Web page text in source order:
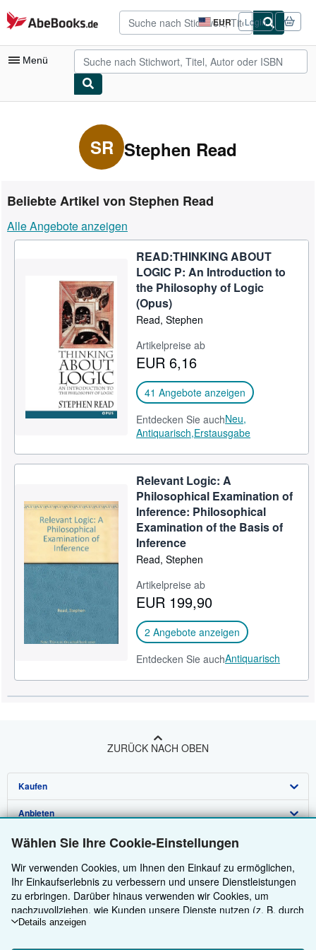
Wählen Sie Ihre Cookie-Einstellungen
Wir verwenden Cookies, um Ihnen den Einkauf zu ermöglichen,
Ihr Einkaufserlebnis zu verbessern und unsere Dienstleistungen
zu erbringen. Darüber hinaus verwenden wir Cookies, um
nachzuvollziehen, wie Kunden unsere Dienste nutzen (z. B. durch
die Erfassung von Website-Besuchen), sodass wir Optimierungen
Details anzeigen
Zum Hauptinhalt
AbeBooks.de EUR
Seite
der
Einkaufseinstellungen.
Login
Menü
Meine Bestellungen
Kunst & Sammlerstücke
Verkäufer werden
SR Stephen Read
Beliebte Artikel von Stephen Read
Alle Angebote anzeigen
READ:THINKING ABOUT
LOGIC P: An Introduction to
the Philosophy of Logic
(Opus)
Read, Stephen
Artikelpreise ab
EUR 6,16
41 Angebote anzeigen
Entdecken Sie auchNeu,
Antiquarisch,Erstausgabe
Relevant Logic: A
Philosophical Examination of
Inference: Philosophical
Examination of the Basis of
Inference
Read, Stephen
Artikelpreise ab
EUR 199,90
2 Angebote anzeigen
Entdecken Sie auchAntiquarisch
ZURÜCK NACH OBEN
Kaufen
Detailsuche
Sammlungen
Nutzerkonto
Meine Bestellungen
Warenkorb
Anbieten
Verkäufer werden
Partnerprogramm
Empfehlen Sie einen Verkäufer
Über uns
Über uns / Impressum
Presse
Karriere
Datenschutzerklärung
Hilfe
Hilfebereich
Kundenservice
Weitere AbeBooks Unternehmen
AbeBooks.com
AbeBooks.co.uk
AbeBooks folgen